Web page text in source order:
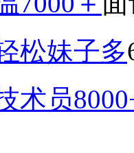
松妹子多
术员